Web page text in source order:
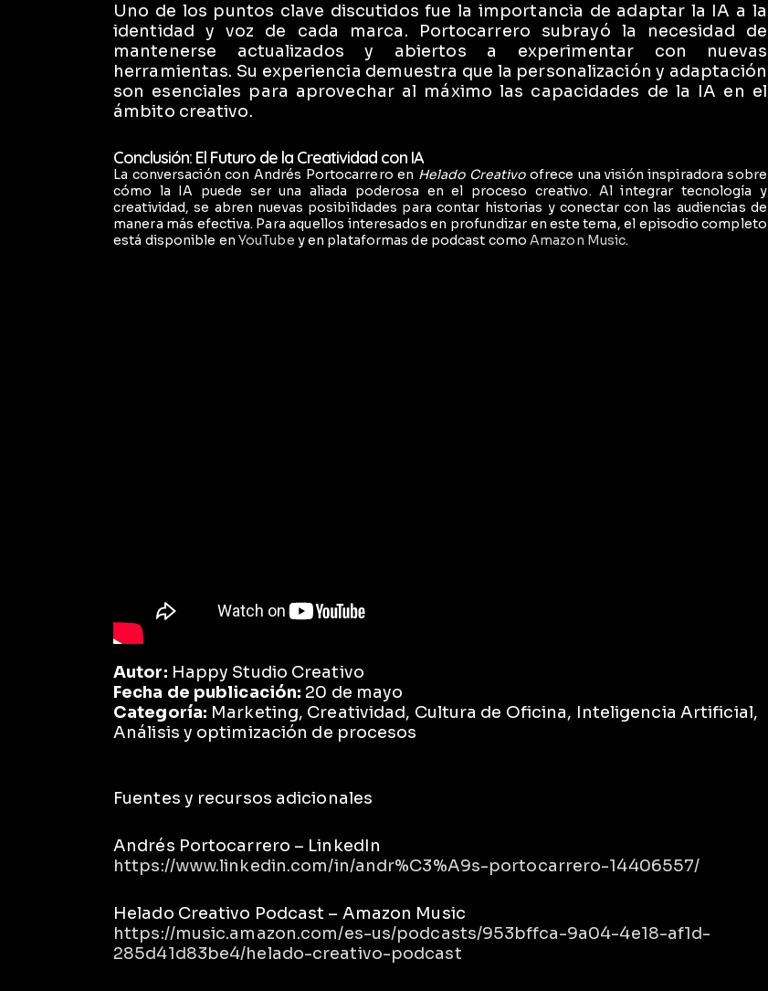
Uno de los puntos clave discutidos fue la importancia de adaptar la IA a la
identidad y voz de cada marca. Portocarrero subrayó la necesidad de
mantenerse actualizados y abiertos a experimentar con nuevas
herramientas. Su experiencia demuestra que la personalización y adaptación
son esenciales para aprovechar al máximo las capacidades de la IA en el
ámbito creativo.
Conclusión: El Futuro de la Creatividad con IA
La conversación con Andrés Portocarrero en Helado Creativoofrece una visión inspiradora sobre
cómo la IA puede ser una aliada poderosa en el proceso creativo. Al integrar tecnología y
creatividad, se abren nuevas posibilidades para contar historias y conectar con las audiencias de
manera más efectiva. Para aquellos interesados en profundizar en este tema, el episodio completo
está disponible en YouTube y en plataformas de podcast comoAmazon Music.
Autor: Happy Studio Creativo
Fecha de publicación: 20 de mayo
Categoría: Marketing, Creatividad, Cultura de Oficina, Inteligencia Artificial,
Análisis y optimización de procesos
Fuentes y recursos adicionales
Andrés Portocarrero – LinkedIn
https://www.linkedin.com/in/andr%C3%A9s-portocarrero-14406557/
Helado Creativo Podcast – Amazon Music
https://music.amazon.com/es-us/podcasts/953bffca-9a04-4e18-af1d-
285d41d83be4/helado-creativo-podcast